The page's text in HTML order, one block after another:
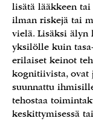
lisätä lääkkeen
ilman riskejä tai
vielä. Lisäksi
yksilölle kuin
erilaiset keinot
kognitiivista, ovat
suunnattu
tehostaa
keskittymisessä